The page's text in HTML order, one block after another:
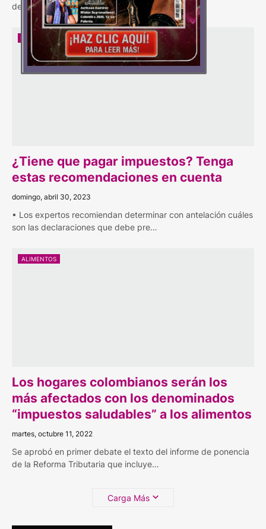
descuento hasta el 25 de abril o inscribirs…
¿Tiene que pagar impuestos? Tenga
estas recomendaciones en cuenta
domingo, abril 30, 2023
• Los expertos recomiendan determinar con antelación cuáles
son las declaraciones que debe pre…
ALIMENTOS
Los hogares colombianos serán los
más afectados con los denominados
“impuestos saludables” a los alimentos
martes, octubre 11, 2022
Se aprobó en primer debate el texto del informe de ponencia
de la Reforma Tributaria que incluye…
Carga Más